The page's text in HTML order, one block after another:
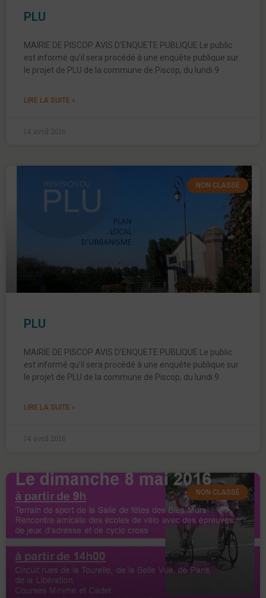
PLU
MAIRIE DE PISCOP AVIS D’ENQUETE PUBLIQUE Le public
est informé qu’il sera procédé à une enquête publique sur
le projet de PLU de la commune de Piscop, du lundi 9
LIRE LA SUITE »
14 avril 2016
NON CLASSÉ
PLU
MAIRIE DE PISCOP AVIS D’ENQUETE PUBLIQUE Le public
est informé qu’il sera procédé à une enquête publique sur
le projet de PLU de la commune de Piscop, du lundi 9
LIRE LA SUITE »
14 avril 2016
NON CLASSÉ